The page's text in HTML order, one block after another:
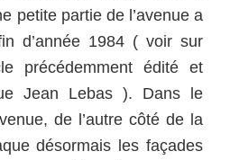
petite partie de l’avenue a
d’année 1984 ( voir sur
précédemment édité et
Jean Lebas ). Dans le
de l’autre côté de la
désormais les façades